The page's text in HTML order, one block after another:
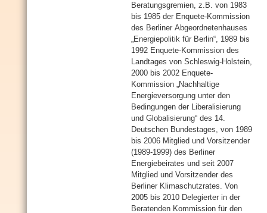
Beratungsgremien, z.B. von 1983
bis 1985 der Enquete-Kommission
des Berliner Abgeordnetenhauses
„Energiepolitik für Berlin“, 1989 bis
1992 Enquete-Kommission des
Landtages von Schleswig-Holstein,
2000 bis 2002 Enquete-
Kommission „Nachhaltige
Energieversorgung unter den
Bedingungen der Liberalisierung
und Globalisierung“ des 14.
Deutschen Bundestages, von 1989
bis 2006 Mitglied und Vorsitzender
(1989-1999) des Berliner
Energiebeirates und seit 2007
Mitglied und Vorsitzender des
Berliner Klimaschutzrates. Von
2005 bis 2010 Delegierter in der
Beratenden Kommission für den